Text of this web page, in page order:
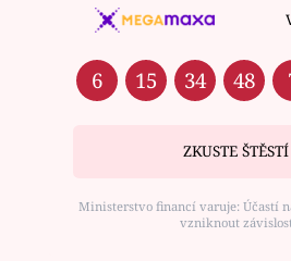
6 15 34 48
ZKUSTE ŠTĚSTÍ
Ministerstvo financí varuje: Účastí
vzniknout